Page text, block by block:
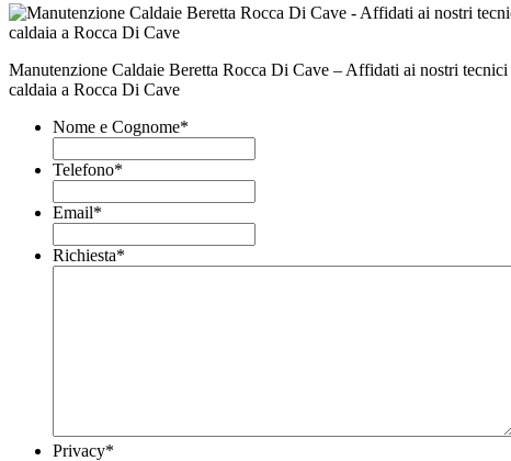
Manutenzione Caldaie Beretta Rocca Di Cave – Affidati ai nostri
caldaia a Rocca Di Cave
Nome e Cognome*
Telefono*
Email*
Richiesta*
Privacy*